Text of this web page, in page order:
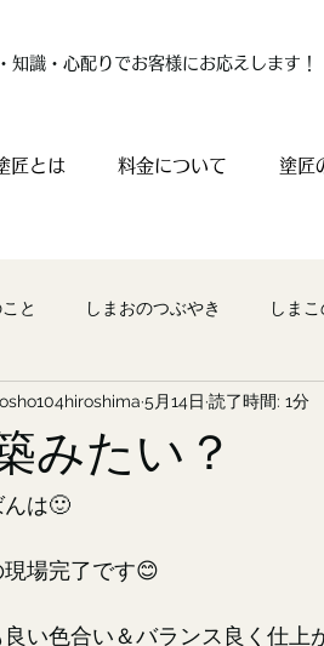
匠とは 料金について 塗匠
と しまおのつぶやき しま
みたい？
5月14日 読了時間: 1分
んは🙂
場完了です😊
良い色合い＆バランス良く仕上
識・心配りでお客様にお応えします！